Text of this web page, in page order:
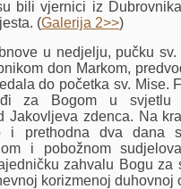
bili vjernici iz
(Galerija 2>>)
u nedjelju, pučku sv.
don Markom,
do početka sv. Mise.
za Bogom u svjetlu
Jakovljeva zdenca. Na
prethodna dva dana
i pobožnom
zahvalu Bogu
korizmenoj duhovnoj